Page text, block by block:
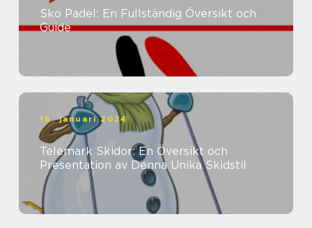
Sko Padel: En Fullständig Översikt och
Guide
16. januari 2024
Telemark Skidor: En Översikt och
Presentation av Denna Unika Skidstil